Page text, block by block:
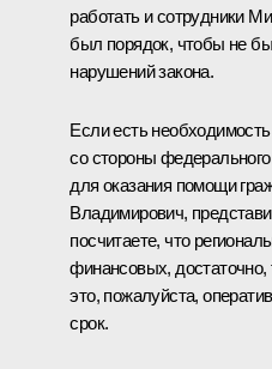
работать и сотрудники
был порядок, чтобы не
нарушений закона.
Если есть
со стороны
для оказания помощи
Владимирович,
посчитаете, что
финансовых, достаточно,
это, пожалуйста,
срок.